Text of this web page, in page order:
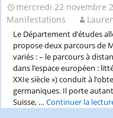
mercredi 22 novembre
Manifestations
Le Département d’études
propose deux parcours de
variés : – le parcours à
dans l’espace européen :
XXIe siècle ») conduit à
germaniques. Il porte autant
Suisse, …Continuer la